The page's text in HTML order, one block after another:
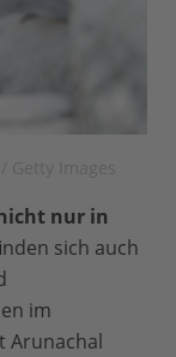
nur in
sich auch
im
Arunachal